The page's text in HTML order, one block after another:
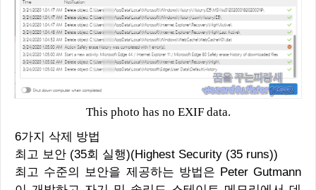
This photo has no EXIF data.
6가지 삭제 방법
최고 보안 (35회 실행)(Highest Security (35 runs))
최고 수준의 보안을 제공하는 방법은 Peter Gutmann